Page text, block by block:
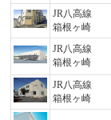
JR八高線
箱根ヶ崎
JR八高線
箱根ヶ崎
JR八高線
箱根ヶ崎